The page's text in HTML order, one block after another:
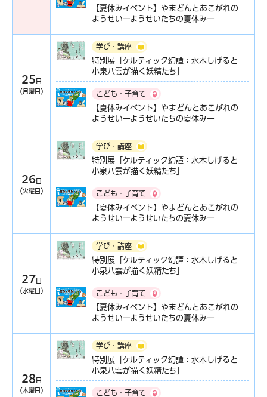
【夏休みイベント】やまどんとあこがれの
ようせいーようせいたちの夏休みー
25 日
（月曜日）
学び・講座
特別展「ケルティック幻譚：水木しげると
小泉八雲が描く妖精たち」
こども・子育て
【夏休みイベント】やまどんとあこがれの
ようせいーようせいたちの夏休みー
26日
（火曜日）
学び・講座
特別展「ケルティック幻譚：水木しげると
小泉八雲が描く妖精たち」
こども・子育て
【夏休みイベント】やまどんとあこがれの
ようせいーようせいたちの夏休みー
27 日
（水曜日）
学び・講座
特別展「ケルティック幻譚：水木しげると
小泉八雲が描く妖精たち」
こども・子育て
【夏休みイベント】やまどんとあこがれの
ようせいーようせいたちの夏休みー
28 日
（木曜日）
学び・講座
特別展「ケルティック幻譚：水木しげると
小泉八雲が描く妖精たち」
こども・子育て